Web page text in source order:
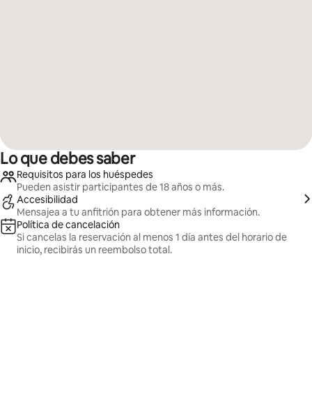
Lo que debes saber
Requisitos para los huéspedes
Pueden asistir participantes de 18 años o más.
Accesibilidad
Mensajea a tu anfitrión para obtener más información.
Política de cancelación
Si cancelas la reservación al menos 1 día antes del horario de
inicio, recibirás un reembolso total.